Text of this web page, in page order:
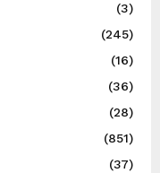
(3)
(245)
(16)
(36)
(28)
(851)
(37)